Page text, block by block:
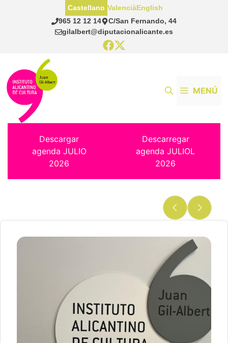
965 12 12 14
C/San Fernando, 44
gilalbert@diputacionalicante.es
Castellano ValenciàEnglish
MENÚ
Descargar
agenda JULIO
2026
Descarregar
agenda JULIOL
2026